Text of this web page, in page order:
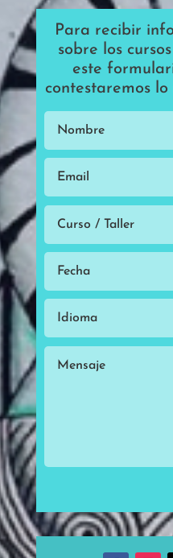
Para recibir
sobre los
este
contestaremos